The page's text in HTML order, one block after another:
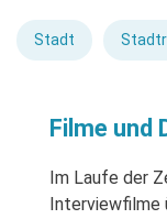
Stadt
Filme und
Im Laufe der
Interviewfilme